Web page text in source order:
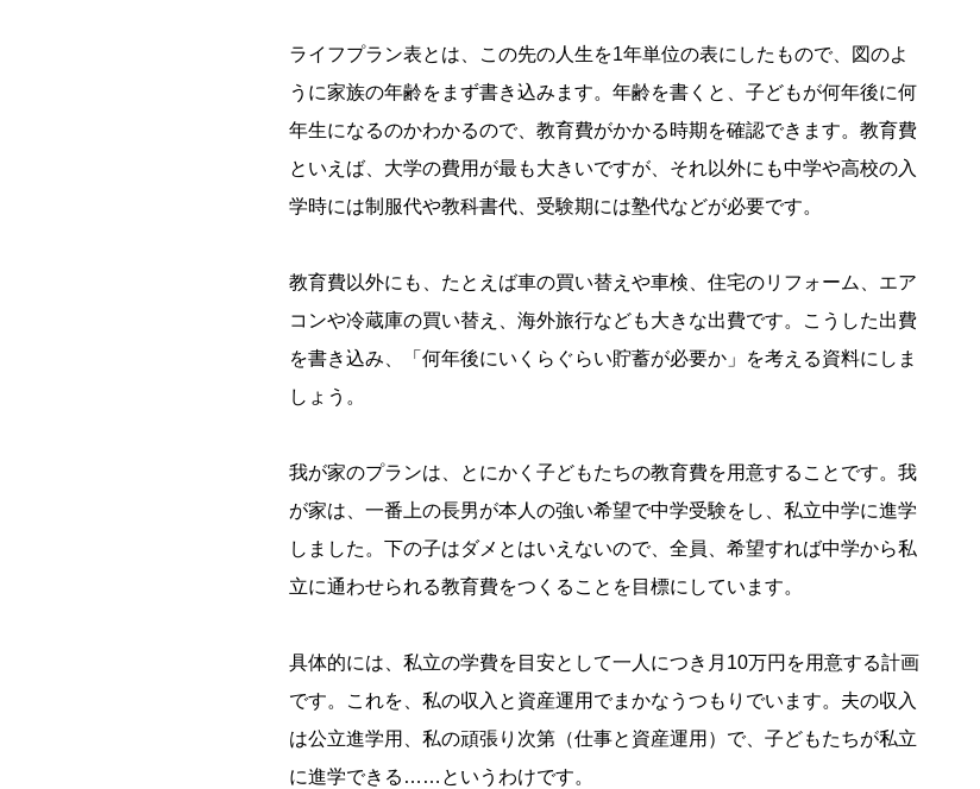
ライフプラン表とは、この先の人生を1年単位の表にしたもので、図のよ
うに家族の年齢をまず書き込みます。年齢を書くと、子どもが何年後に何
年生になるのかわかるので、教育費がかかる時期を確認できます。教育費
といえば、大学の費用が最も大きいですが、それ以外にも中学や高校の入
学時には制服代や教科書代、受験期には塾代などが必要です。
教育費以外にも、たとえば車の買い替えや車検、住宅のリフォーム、エア
コンや冷蔵庫の買い替え、海外旅行なども大きな出費です。こうした出費
を書き込み、「何年後にいくらぐらい貯蓄が必要か」を考える資料にしま
しょう。
我が家のプランは、とにかく子どもたちの教育費を用意することです。我
が家は、一番上の長男が本人の強い希望で中学受験をし、私立中学に進学
しました。下の子はダメとはいえないので、全員、希望すれば中学から私
立に通わせられる教育費をつくることを目標にしています。
具体的には、私立の学費を目安として一人につき月10万円を用意する計画
です。これを、私の収入と資産運用でまかなうつもりでいます。夫の収入
は公立進学用、私の頑張り次第（仕事と資産運用）で、子どもたちが私立
に進学できる……というわけです。